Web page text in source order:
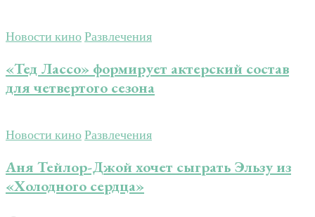
Новости киноРазвлечения
«Тед Лассо» формирует актерский состав
для четвертого сезона
Новости киноРазвлечения
Аня Тейлор-Джой хочет сыграть Эльзу из
«Холодного сердца»